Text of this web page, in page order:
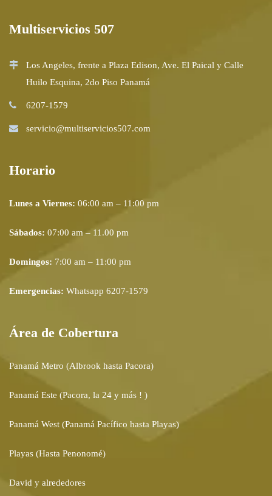
Multiservicios 507
Los Angeles, frente a Plaza Edison, Ave. El Paical y Calle
Huilo Esquina, 2do Piso Panamá
6207-1579
servicio@multiservicios507.com
Horario
Lunes a Viernes: 06:00 am – 11:00 pm
Sábados: 07:00 am – 11.00 pm
Domingos: 7:00 am – 11:00 pm
Emergencias: Whatsapp 6207-1579
Área de Cobertura
Panamá Metro (Albrook hasta Pacora)
Panamá Este (Pacora, la 24 y más ! )
Panamá West (Panamá Pacífico hasta Playas)
Playas (Hasta Penonomé)
David y alrededores